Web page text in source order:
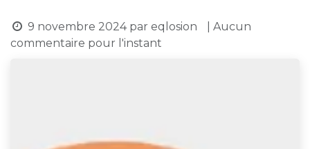
9 novembre 2024 par eqlosion
| Aucun
commentaire pour l'instant